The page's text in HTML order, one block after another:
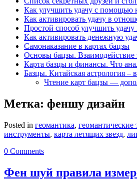
Как улучшить удачу с помощью
Как активировать удачу в
Простой способ улучшить
Как активировать денежную
Самонаказание в картах бацзы
Основы бацзы. Взаимодействие
Карта базцы и финансы. Что
Базцы. Китайская астрология –
Чтение карт бацзы —
Метка: феншу дизайн
Posted in геомантика, геомантические
инструменты, карта летящих звезд,
0 Comments
Фен шуй правила